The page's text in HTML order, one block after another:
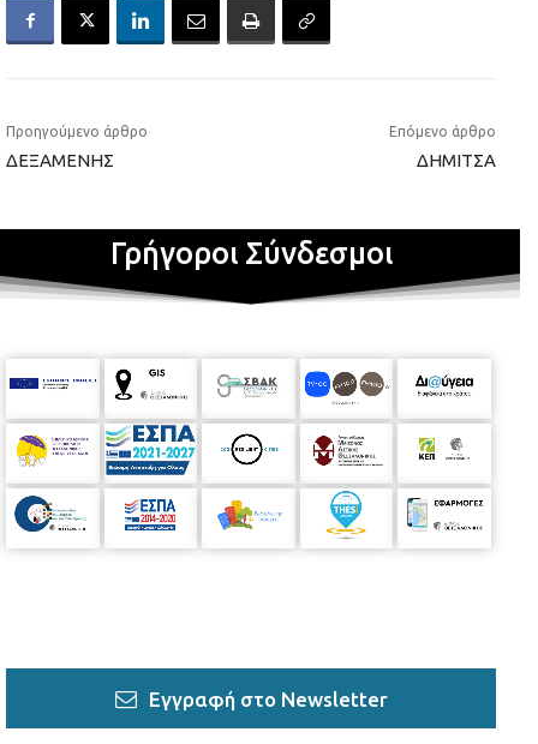
Προηγούμενο άρθρο
ΔΕΞΑΜΕΝΗΣ
Επόμενο άρθρο
ΔΗΜΙΤΣΑ
Γρήγοροι Σύνδεσμοι
Εγγραφή στο Newsletter